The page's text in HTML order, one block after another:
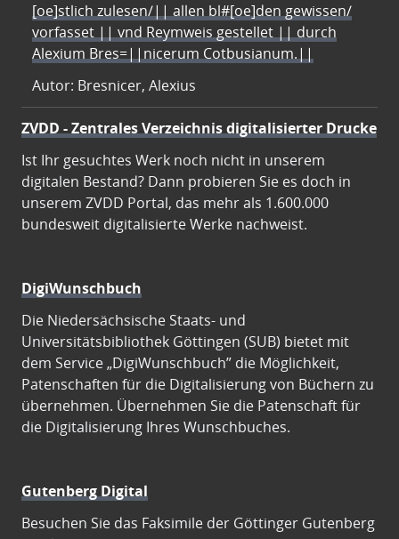
[oe]stlich zulesen/|| allen bl#[oe]den gewissen/
vorfasset || vnd Reymweis gestellet || durch
Alexium Bres=||nicerum Cotbusianum.||
Autor: Bresnicer, Alexius
ZVDD - Zentrales Verzeichnis digitalisierter Drucke
Ist Ihr gesuchtes Werk noch nicht in unserem
digitalen Bestand? Dann probieren Sie es doch in
unserem ZVDD Portal, das mehr als 1.600.000
bundesweit digitalisierte Werke nachweist.
DigiWunschbuch
Die Niedersächsische Staats- und
Universitätsbibliothek Göttingen (SUB) bietet mit
dem Service „DigiWunschbuch” die Möglichkeit,
Patenschaften für die Digitalisierung von Büchern zu
übernehmen. Übernehmen Sie die Patenschaft für
die Digitalisierung Ihres Wunschbuches.
Gutenberg Digital
Besuchen Sie das Faksimile der Göttinger Gutenberg